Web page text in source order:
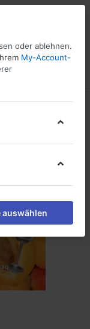
oder ablehnen.
My-Account-
auswählen